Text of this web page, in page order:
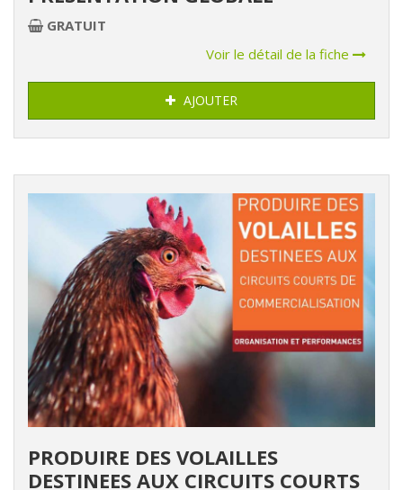
GRATUIT
Voir le détail de la fiche
AJOUTER
PRODUIRE DES VOLAILLES
DESTINEES AUX CIRCUITS COURTS